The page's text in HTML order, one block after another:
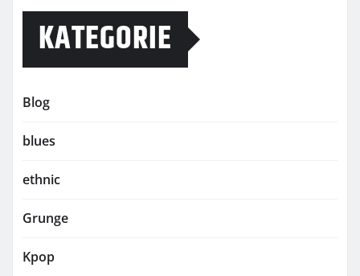
KATEGORIE
Blog
blues
ethnic
Grunge
Kpop